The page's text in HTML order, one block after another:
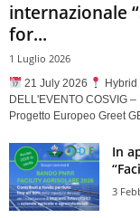
internazionale
for...
1 Luglio 2026
21 July 2026
DELL'EVENTO COSVIG
Progetto Europeo Greet
In
3